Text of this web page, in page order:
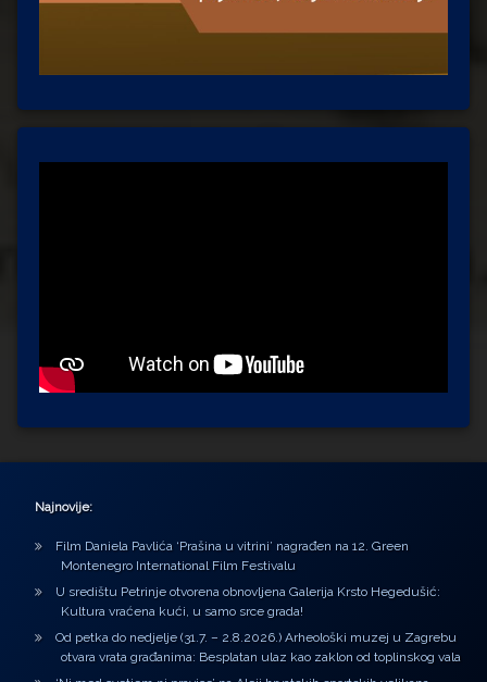
Najnovije:
Film Daniela Pavlića ‘Prašina u vitrini’ nagrađen na 12. Green
Montenegro International Film Festivalu
U središtu Petrinje otvorena obnovljena Galerija Krsto Hegedušić:
Kultura vraćena kući, u samo srce grada!
Od petka do nedjelje (31.7. – 2.8.2026.) Arheološki muzej u Zagrebu
otvara vrata građanima: Besplatan ulaz kao zaklon od toplinskog vala